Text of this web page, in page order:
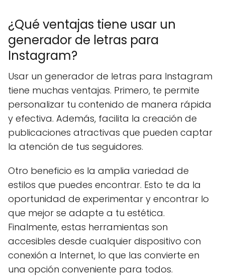
¿Qué ventajas tiene usar un
generador de letras para
Instagram?
Usar un generador de letras para Instagram
tiene muchas ventajas. Primero, te permite
personalizar tu contenido de manera rápida
y efectiva. Además, facilita la creación de
publicaciones atractivas que pueden captar
la atención de tus seguidores.
Otro beneficio es la amplia variedad de
estilos que puedes encontrar. Esto te da la
oportunidad de experimentar y encontrar lo
que mejor se adapte a tu estética.
Finalmente, estas herramientas son
accesibles desde cualquier dispositivo con
conexión a Internet, lo que las convierte en
una opción conveniente para todos.